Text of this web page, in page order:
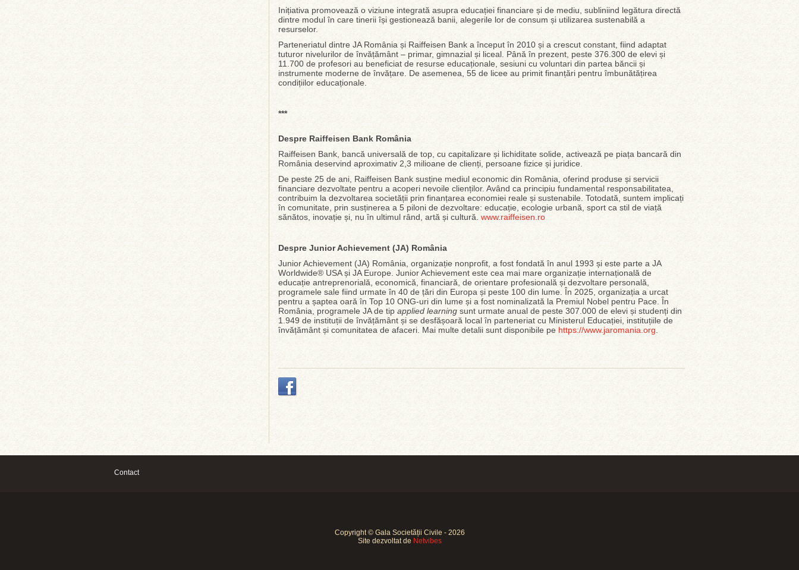
Inițiativa promovează o viziune integrată asupra educației financiare și de mediu, subliniind legătura directă
dintre modul în care tinerii își gestionează banii, alegerile lor de consum și utilizarea sustenabilă a
resurselor.
Parteneriatul dintre JA România și Raiffeisen Bank a început în 2010 și a crescut constant, fiind adaptat
tuturor nivelurilor de învățământ – primar, gimnazial și liceal. Până în prezent, peste 376.300 de elevi și
11.700 de profesori au beneficiat de resurse educaționale, sesiuni cu voluntari din partea băncii și
instrumente moderne de învățare. De asemenea, 55 de licee au primit finanțări pentru îmbunătățirea
condițiilor educaționale.
***
Despre Raiffeisen Bank România
Raiffeisen Bank, bancă universală de top, cu capitalizare și lichiditate solide, activează pe piața bancară din
România deservind aproximativ 2,3 milioane de clienți, persoane fizice și juridice.
De peste 25 de ani, Raiffeisen Bank susține mediul economic din România, oferind produse și servicii
financiare dezvoltate pentru a acoperi nevoile clienților. Având ca principiu fundamental responsabilitatea,
contribuim la dezvoltarea societății prin finanțarea economiei reale și sustenabile. Totodată, suntem implicați
în comunitate, prin susținerea a 5 piloni de dezvoltare: educație, ecologie urbană, sport ca stil de viață
sănătos, inovație și, nu în ultimul rând, artă și cultură. www.raiffeisen.ro
Despre Junior Achievement (JA) România
Junior Achievement (JA) România, organizație nonprofit, a fost fondată în anul 1993 și este parte a JA
Worldwide® USA și JA Europe. Junior Achievement este cea mai mare organizație internațională de
educație antreprenorială, economică, financiară, de orientare profesională și dezvoltare personală,
programele sale fiind urmate în 40 de țări din Europa și peste 100 din lume. În 2025, organizația a urcat
pentru a șaptea oară în Top 10 ONG-uri din lume și a fost nominalizată la Premiul Nobel pentru Pace. În
România, programele JA de tip applied learning sunt urmate anual de peste 307.000 de elevi și studenți din
1.949 de instituții de învățământ și se desfășoară local în parteneriat cu Ministerul Educației, instituțiile de
învățământ și comunitatea de afaceri. Mai multe detalii sunt disponibile pe https://www.jaromania.org
Contact
Copyright © Gala Societății Civile - 2026
Site dezvoltat de Netvibes